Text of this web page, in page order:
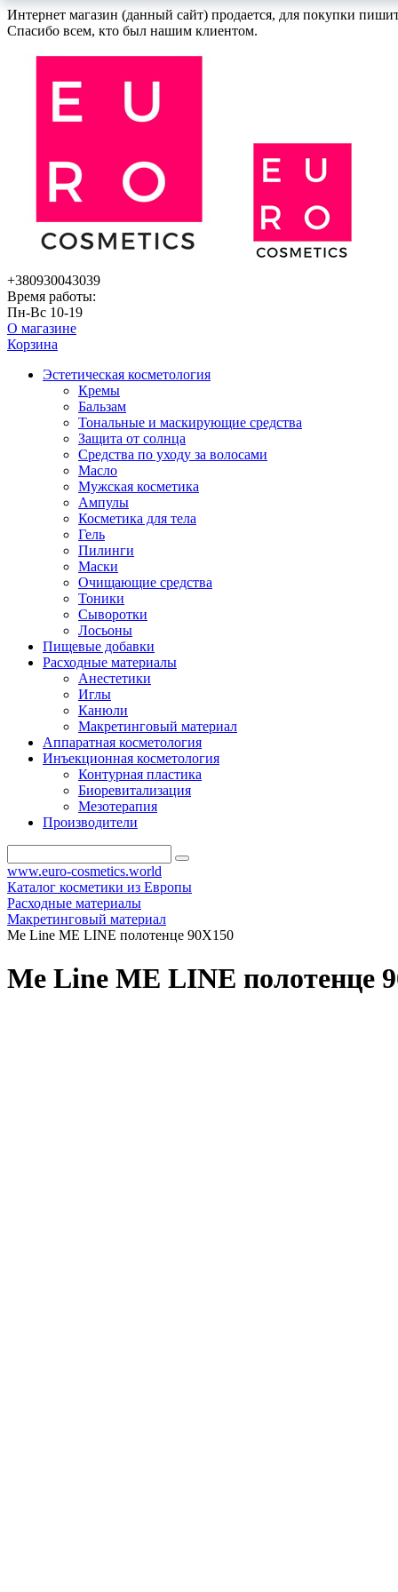
Интернет магазин (данный сайт) продается, для покупки
Спасибо всем, кто был нашим клиентом.
+380930043039
Время работы:
Пн-Вс 10-19
О магазине
Корзина
Эстетическая косметология
Кремы
Бальзам
Тональные и маскирующие средства
Защита от солнца
Средства по уходу за волосами
Масло
Мужская косметика
Ампулы
Косметика для тела
Гель
Пилинги
Маски
Очищающие средства
Тоники
Сыворотки
Лосьоны
Пищевые добавки
Расходные материалы
Анестетики
Иглы
Канюли
Макретинговый материал
Аппаратная косметология
Инъекционная косметология
Контурная пластика
Биоревитализация
Мезотерапия
Производители
www.euro-cosmetics.world
Каталог косметики из Европы
Расходные материалы
Макретинговый материал
Me Line ME LINE полотенце 90X150
Me Line ME LINE полотенце